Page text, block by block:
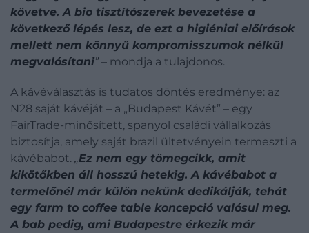
követve. A bio tisztítószerek bevezetése a
következő lépés lesz, de ezt a higiéniai előírások
mellett nem könnyű kompromisszumok nélkül
megvalósítani”– mondja a tulajdonos.
A kávéválasztás is tudatos döntés eredménye: az
N28 saját kávéját – a „Budapest Kávét” – egy
FairTrade-minősített, spanyol családi vállalkozás
biztosítja, amely saját brazil ültetvényein termeszti a
kávébabot. „Ez nem egy tömegcikk, amit
kikötőkben áll hosszú hetekig. A kávébabot a
termelőnél már külön nekünk dedikálják, tehát
egy farm to coffee table koncepció valósul meg.
A bab pedig, ami Budapestre érkezik már